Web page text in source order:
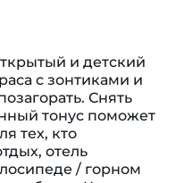
и детский
с зонтиками и
Снять
тонус поможет
тех, кто
отель
/ горном